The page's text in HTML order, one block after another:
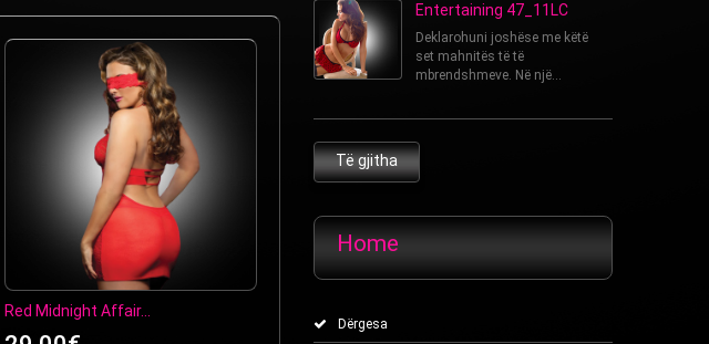
Red Midnight Affair...
Entertaining 47_11LC
Deklarohuni joshëse me këtë
set mahnitës të të
mbrendshmeve. Në një...
Të gjitha
Home
Dërgesa